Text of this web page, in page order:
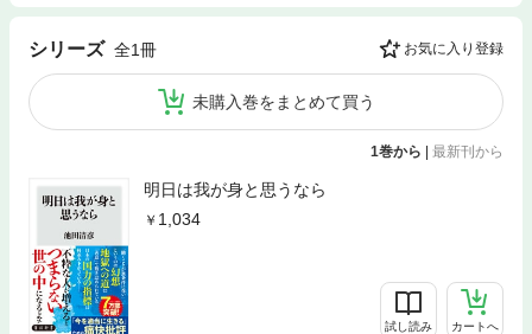
シリーズ 全1冊 お気に入り登録
未購入巻をまとめて買う
1巻から 最新刊から
明日は我が身と思うなら
1,034
試し読み カートへ